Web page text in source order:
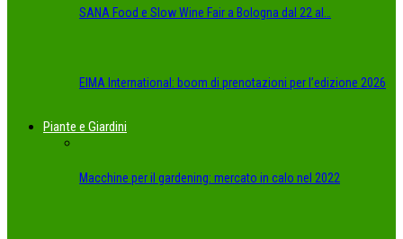
SANA Food e Slow Wine Fair a Bologna dal 22 al…
EIMA International: boom di prenotazioni per l’edizione 2026
Piante e Giardini
Macchine per il gardening: mercato in calo nel 2022